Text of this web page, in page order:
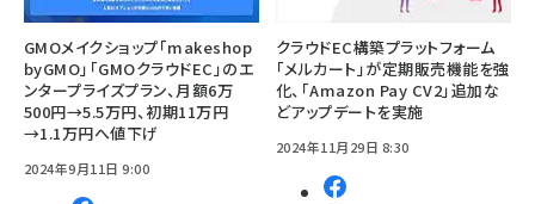
GMOメイクショップ「makeshop
byGMO」「GMOクラウドEC」のエ
ンタープライズプラン、月額6万
500円→5.5万円、初期11万円
→1.1万円へ値下げ
2024年9月11日 9:00
クラウドEC構築プラットフォーム
「メルカート」が定期販売機能を強
化、「Amazon Pay CV2」追加な
どアップデートを実施
2024年11月29日 8:30